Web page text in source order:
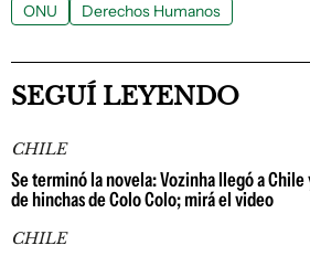
ONU
Derechos Humanos
SEGUÍ LEYENDO
CHILE
Se terminó la novela: Vozinha llegó a
de hinchas de Colo Colo; mirá el video
CHILE